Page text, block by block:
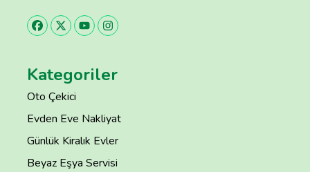
Kategoriler
Oto Çekici
Evden Eve Nakliyat
Günlük Kiralık Evler
Beyaz Eşya Servisi